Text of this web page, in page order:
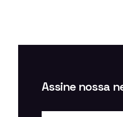
Assine nossa